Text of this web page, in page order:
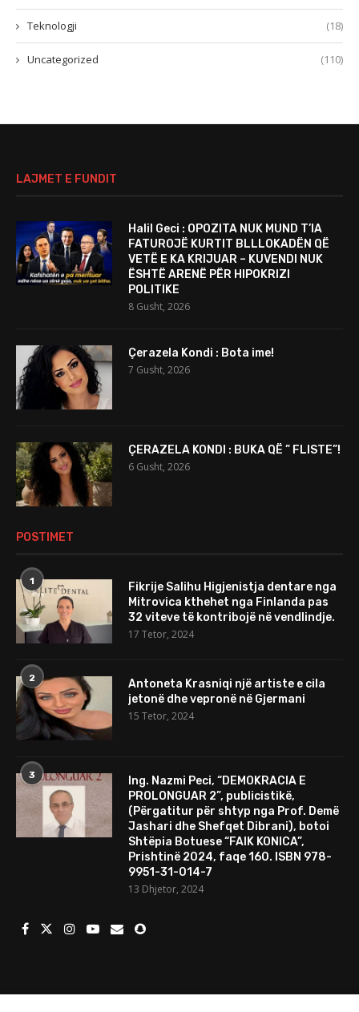
Teknologji (18)
Uncategorized (110)
LAJMET E FUNDIT
Halil Geci : OPOZITA NUK MUND T’IA
FATUROJË KURTIT BLLLOKADËN QË
VETË E KA KRIJUAR – KUVENDI NUK
ËSHTË ARENË PËR HIPOKRIZI
POLITIKE
8 Gusht, 2026
Çerazela Kondi : Bota ime!
7 Gusht, 2026
ÇERAZELA KONDI : BUKA QË ” FLISTE”!
6 Gusht, 2026
POSTIMET
1
Fikrije Salihu Higjenistja dentare nga
Mitrovica kthehet nga Finlanda pas
32 viteve të kontribojë në vendlindje.
17 Tetor, 2024
2
Antoneta Krasniqi një artiste e cila
jetonë dhe vepronë në Gjermani
15 Tetor, 2024
3
Ing. Nazmi Peci, “DEMOKRACIA E
PROLONGUAR 2”, publicistikë,
(Përgatitur për shtyp nga Prof. Demë
Jashari dhe Shefqet Dibrani), botoi
Shtëpia Botuese “FAIK KONICA”,
Prishtinë 2024, faqe 160. ISBN 978-
9951-31-014-7
13 Dhjetor, 2024